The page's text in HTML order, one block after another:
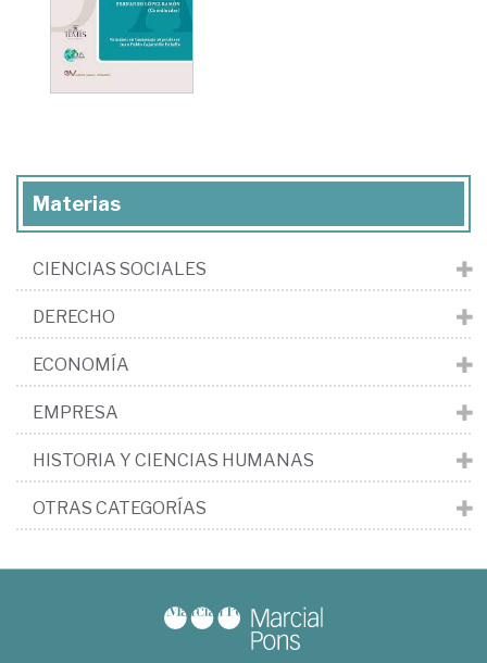
Materias
CIENCIAS SOCIALES
DERECHO
ECONOMÍA
EMPRESA
HISTORIA Y CIENCIAS HUMANAS
OTRAS CATEGORÍAS